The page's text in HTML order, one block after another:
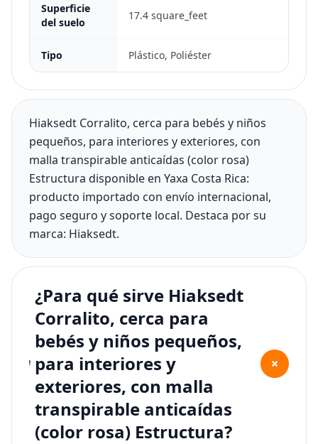
Superficie
del suelo
17.4 square_feet
Tipo Plástico, Poliéster
Hiaksedt Corralito, cerca para bebés y niños
pequeños, para interiores y exteriores, con
malla transpirable anticaídas (color rosa)
Estructura disponible en Yaxa Costa Rica:
producto importado con envío internacional,
pago seguro y soporte local. Destaca por su
marca: Hiaksedt.
¿Para qué sirve Hiaksedt
Corralito, cerca para
bebés y niños pequeños,
para interiores y
exteriores, con malla
transpirable anticaídas
(color rosa) Estructura?
+